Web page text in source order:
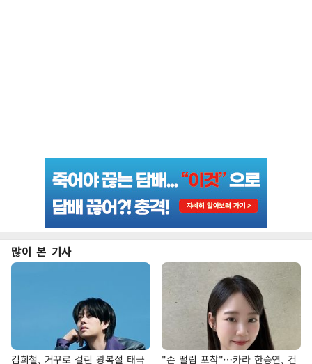
많이 본 기사
김희철, 거꾸로 걸린 광복절 태극 "손 떨림 포착"…카라 한승연, 건